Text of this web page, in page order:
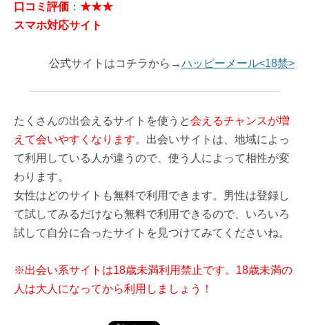
口コミ評価 ： ★★★
スマホ対応サイト
公式サイトはコチラから→ハッピーメール<18禁>
たくさんの出会えるサイトを使うと会えるチャンスが増
えて会いやすくなります。出会いサイトは、地域によっ
て利用している人が違うので、使う人によって相性が変
わります。
女性はどのサイトも無料で利用できます。男性は登録し
て試してみるだけなら無料で利用できるので、いろいろ
試して自分に合ったサイトを見つけてみてくださいね。
※出会い系サイトは18歳未満利用禁止です。18歳未満の
人は大人になってから利用しましょう！